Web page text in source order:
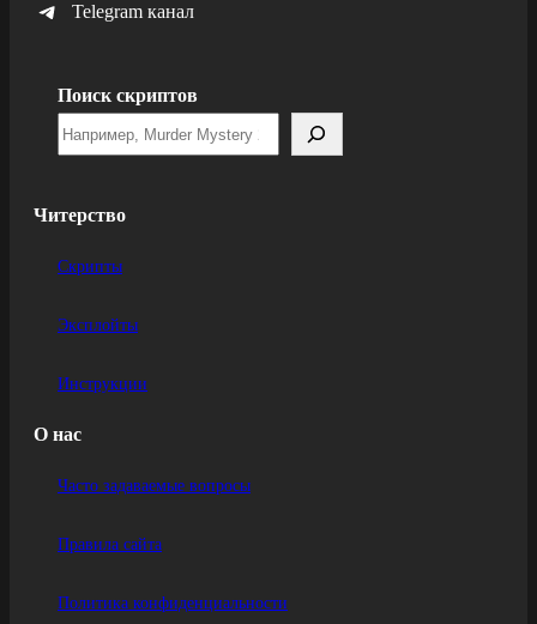
Telegram канал
Поиск скриптов
Читерство
Скрипты
Эксплойты
Инструкции
О нас
Часто задаваемые вопросы
Правила сайта
Политика конфиденциальности